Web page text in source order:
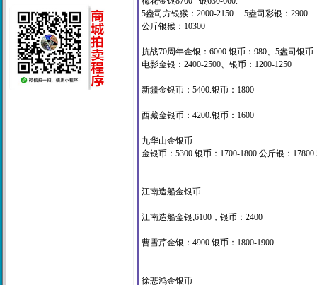
5盎司方银猴：2000-2150. 5盎司彩银：2900
公斤银猴：10300
抗战70周年金银：6000.银币：980、5盎司银币
电影金银：2400-2500、银币：1200-1250
新疆金银币：5400.银币：1800
西藏金银币：4200.银币：1600
九华山金银币
金银币：5300.银币：1700-1800.公斤银：
江南造船金银币
江南造船金银;6100，银币：2400
曹雪芹金银：4900.银币：1800-1900
徐悲鸿金银币